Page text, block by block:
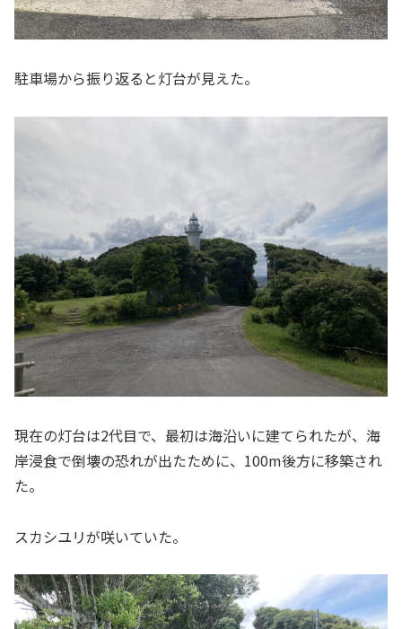
駐車場から振り返ると灯台が見えた。
現在の灯台は2代目で、最初は海沿いに建てられたが、海
岸浸食で倒壊の恐れが出たために、100m後方に移築され
た。
スカシユリが咲いていた。